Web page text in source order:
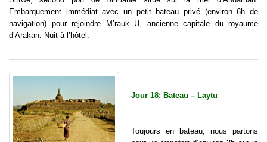
Embarquement immédiat avec un petit bateau privé (environ 6h de
navigation) pour rejoindre M’rauk U, ancienne capitale du royaume
d’Arakan. Nuit à l’hôtel.
Jour 18: Bateau – Laytu
Toujours en bateau, nous partons